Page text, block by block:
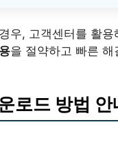
우, 고객센터를 활용
을 절약하고 빠른 해
로드 방법 안